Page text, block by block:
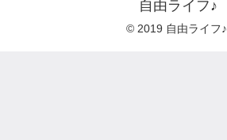
自由ライフ♪
© 2019 自由ライフ♪.